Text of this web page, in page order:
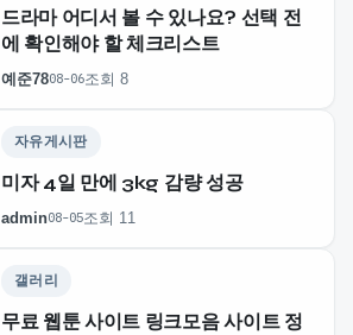
드라마 어디서 볼 수 있나요? 선택 전
에 확인해야 할 체크리스트
예준7808-06조회 8
자유게시판
미자 4일 만에 3kg 감량 성공
admin08-05조회 11
갤러리
무료 웹툰 사이트 링크모음 사이트 정